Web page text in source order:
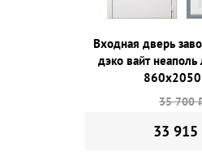
Входная дверь
дэко вайт
35 700
33 915